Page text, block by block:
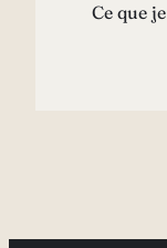
Ce que